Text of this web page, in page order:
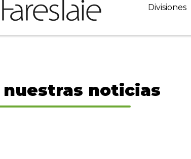
Divisiones
nuestras noticias